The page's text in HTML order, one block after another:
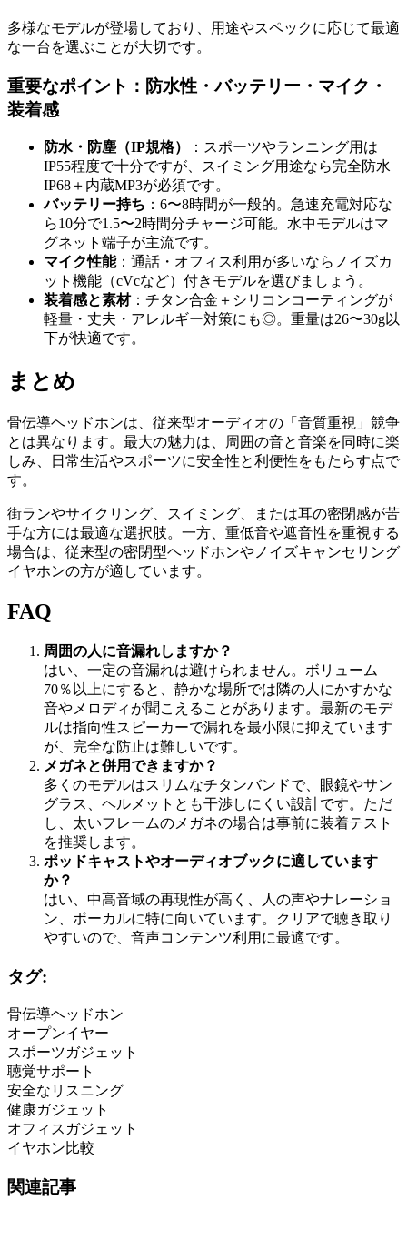
多様なモデルが登場しており、用途やスペックに応じて最適
な一台を選ぶことが大切です。
重要なポイント：防水性・バッテリー・マイク・
装着感
防水・防塵（IP規格）
：スポーツやランニング用は
IP55程度で十分ですが、スイミング用途なら完全防水
IP68＋内蔵MP3が必須です。
バッテリー持ち ：6〜8時間が一般的。急速充電対応な
ら10分で1.5〜2時間分チャージ可能。水中モデルはマ
グネット端子が主流です。
マイク性能：通話・オフィス利用が多いならノイズカ
ット機能（cVcなど）付きモデルを選びましょう。
装着感と素材：チタン合金＋シリコンコーティングが
軽量・丈夫・アレルギー対策にも◎。重量は26〜30g以
下が快適です。
まとめ
骨伝導ヘッドホンは、従来型オーディオの「音質重視」競争
とは異なります。最大の魅力は、周囲の音と音楽を同時に楽
しみ、日常生活やスポーツに安全性と利便性をもたらす点で
す。
街ランやサイクリング、スイミング、または耳の密閉感が苦
手な方には最適な選択肢。一方、重低音や遮音性を重視する
場合は、従来型の密閉型ヘッドホンやノイズキャンセリング
イヤホンの方が適しています。
FAQ
周囲の人に音漏れしますか？
はい、一定の音漏れは避けられません。ボリューム
70％以上にすると、静かな場所では隣の人にかすかな
音やメロディが聞こえることがあります。最新のモデ
ルは指向性スピーカーで漏れを最小限に抑えています
が、完全な防止は難しいです。
メガネと併用できますか？
多くのモデルはスリムなチタンバンドで、眼鏡やサン
グラス、ヘルメットとも干渉しにくい設計です。ただ
し、太いフレームのメガネの場合は事前に装着テスト
を推奨します。
ポッドキャストやオーディオブックに適しています
か？
はい、中高音域の再現性が高く、人の声やナレーショ
ン、ボーカルに特に向いています。クリアで聴き取り
やすいので、音声コンテンツ利用に最適です。
タグ:
骨伝導ヘッドホン
オープンイヤー
スポーツガジェット
聴覚サポート
安全なリスニング
健康ガジェット
オフィスガジェット
イヤホン比較
関連記事